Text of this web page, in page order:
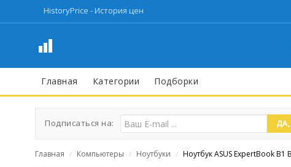
HistoryPrice - История цен
Главная Категории Подборки
Подписаться на:
Главная / Компьютеры / Ноутбуки / Ноутбук ASUS ExpertBook B1